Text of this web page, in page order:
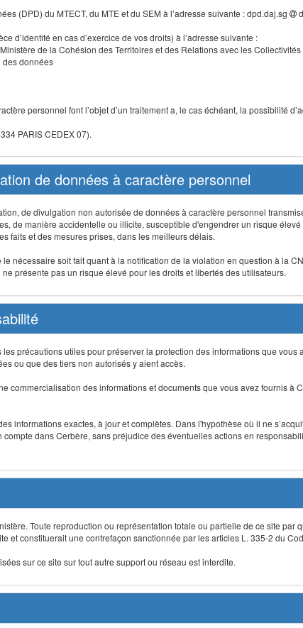
(DPD) du MTECT, du MTE et du SEM à l’adresse suivante : dpd.daj.sg
d’identité en cas d’exercice de vos droits) à l’adresse suivante :
de la Cohésion des Territoires et des Relations avec les
des données
personnel font l’objet d’un traitement a, le cas échéant, la possibilité
PARIS CEDEX 07).
de données à caractère personnel
de divulgation non autorisée de données à caractère personnel
de manière accidentelle ou illicite, susceptible d'engendrer un risque
faits et des mesures prises, dans les meilleurs délais.
le nécessaire soit fait quant à la notification de la violation en question à la
présente pas un risque élevé pour les droits et libertés des utilisateurs.
précautions utiles pour préserver la protection des informations que
ou que des tiers non autorisés y aient accès.
commercialisation des informations et documents que vous avez fournis à
informations exactes, à jour et complètes. Dans l'hypothèse où il ne
dans Cerbère, sans préjudice des éventuelles actions en
Toute reproduction ou représentation totale ou partielle de ce site par
et constituerait une contrefaçon sanctionnée par les articles L. 335-2 du
sur ce site sur tout autre support ou réseau est interdite.